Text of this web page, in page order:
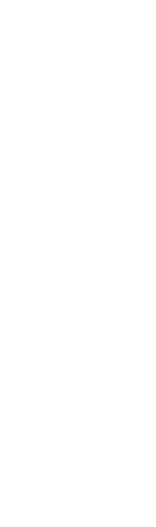
Fernando
donde la
votos, el mayor
institución. Le
como
La votación ha
celebrada en el
la notaria Eva
presentó a la
modernización de
continua
actividades